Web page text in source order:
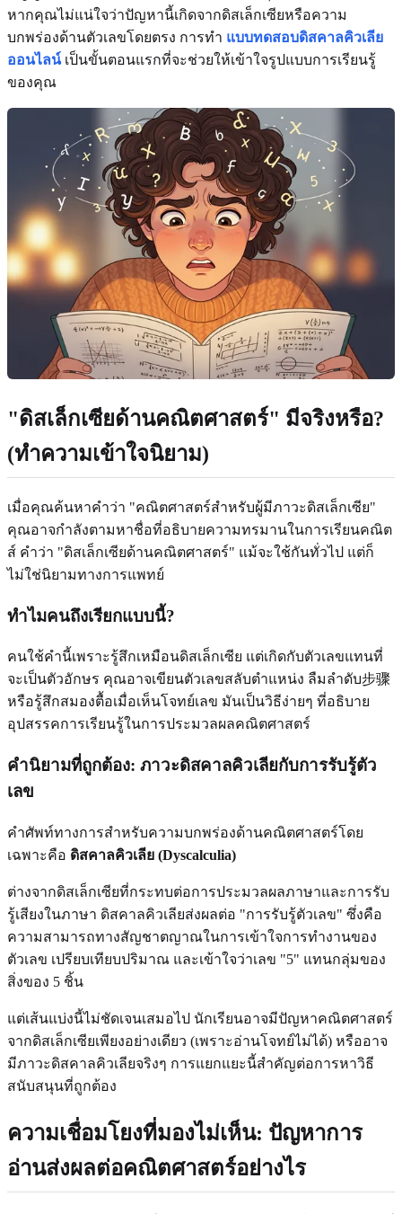
หากคุณไม่แน่ใจว่าปัญหานี้เกิดจากดิสเล็กเซียหรือความ
บกพร่องด้านตัวเลขโดยตรง การทำ แบบทดสอบดิสคาลคิวเลีย
ออนไลน์เป็นขั้นตอนแรกที่จะช่วยให้เข้าใจรูปแบบการเรียนรู้
ของคุณ
"ดิสเล็กเซียด้านคณิตศาสตร์" มีจริงหรือ?
(ทำความเข้าใจนิยาม)
เมื่อคุณค้นหาคำว่า "คณิตศาสตร์สำหรับผู้มีภาวะดิสเล็กเซีย"
คุณอาจกำลังตามหาชื่อที่อธิบายความทรมานในการเรียนคณิต
ส์ คำว่า "ดิสเล็กเซียด้านคณิตศาสตร์" แม้จะใช้กันทั่วไป แต่ก็
ไม่ใช่นิยามทางการแพทย์
ทำไมคนถึงเรียกแบบนี้?
คนใช้คำนี้เพราะรู้สึกเหมือนดิสเล็กเซีย แต่เกิดกับตัวเลขแทนที่
จะเป็นตัวอักษร คุณอาจเขียนตัวเลขสลับตำแหน่ง ลืมลำดับ步骤
หรือรู้สึกสมองตื้อเมื่อเห็นโจทย์เลข มันเป็นวิธีง่ายๆ ที่อธิบาย
อุปสรรคการเรียนรู้ในการประมวลผลคณิตศาสตร์
คำนิยามที่ถูกต้อง: ภาวะดิสคาลคิวเลียกับการรับรู้ตัว
เลข
คำศัพท์ทางการสำหรับความบกพร่องด้านคณิตศาสตร์โดย
เฉพาะคือ ดิสคาลคิวเลีย (Dyscalculia)
ต่างจากดิสเล็กเซียที่กระทบต่อการประมวลผลภาษาและการรับ
รู้เสียงในภาษา ดิสคาลคิวเลียส่งผลต่อ "การรับรู้ตัวเลข" ซึ่งคือ
ความสามารถทางสัญชาตญาณในการเข้าใจการทำงานของ
ตัวเลข เปรียบเทียบปริมาณ และเข้าใจว่าเลข "5" แทนกลุ่มของ
สิ่งของ 5 ชิ้น
แต่เส้นแบ่งนี้ไม่ชัดเจนเสมอไป นักเรียนอาจมีปัญหาคณิตศาสตร์
จากดิสเล็กเซียเพียงอย่างเดียว (เพราะอ่านโจทย์ไม่ได้) หรืออาจ
มีภาวะดิสคาลคิวเลียจริงๆ การแยกแยะนี้สำคัญต่อการหาวิธี
สนับสนุนที่ถูกต้อง
ความเชื่อมโยงที่มองไม่เห็น: ปัญหาการ
อ่านส่งผลต่อคณิตศาสตร์อย่างไร